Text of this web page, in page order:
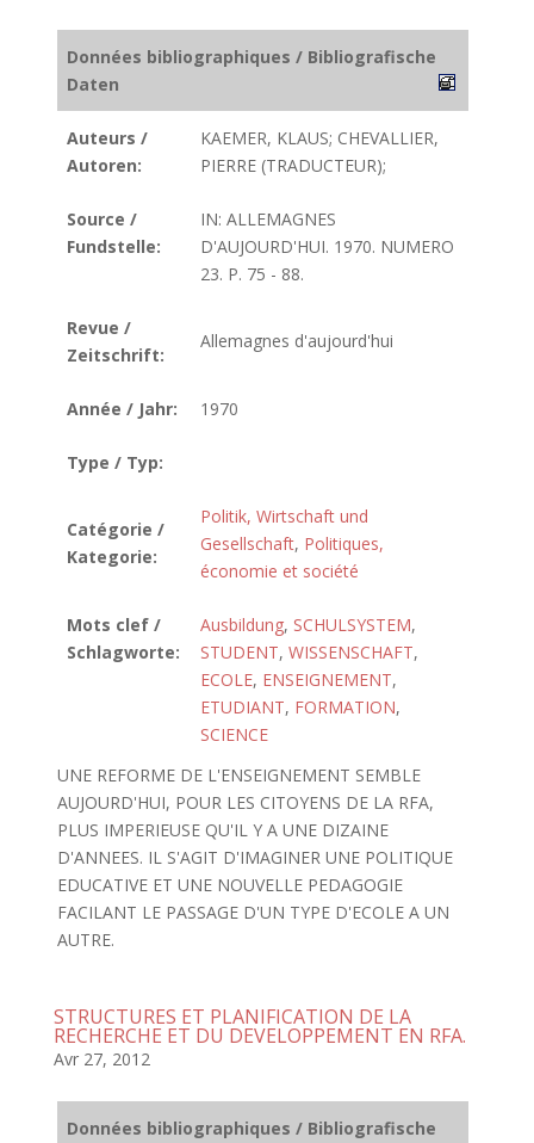
Données bibliographiques / Bibliografische
Daten
Auteurs /
Autoren:
KAEMER, KLAUS; CHEVALLIER,
PIERRE (TRADUCTEUR);
Source /
Fundstelle:
IN: ALLEMAGNES
D'AUJOURD'HUI. 1970. NUMERO
23. P. 75 - 88.
Revue /
Zeitschrift:
Allemagnes d'aujourd'hui
Année / Jahr: 1970
Type / Typ:
Catégorie /
Kategorie:
Politik, Wirtschaft und
Gesellschaft, Politiques,
économie et société
Mots clef /
Schlagworte:
Ausbildung, SCHULSYSTEM,
STUDENT, WISSENSCHAFT,
ECOLE, ENSEIGNEMENT,
ETUDIANT, FORMATION,
SCIENCE
UNE REFORME DE L'ENSEIGNEMENT SEMBLE
AUJOURD'HUI, POUR LES CITOYENS DE LA RFA,
PLUS IMPERIEUSE QU'IL Y A UNE DIZAINE
D'ANNEES. IL S'AGIT D'IMAGINER UNE POLITIQUE
EDUCATIVE ET UNE NOUVELLE PEDAGOGIE
FACILANT LE PASSAGE D'UN TYPE D'ECOLE A UN
AUTRE.
STRUCTURES ET PLANIFICATION DE LA
RECHERCHE ET DU DEVELOPPEMENT EN RFA.
Avr 27, 2012
Données bibliographiques / Bibliografische